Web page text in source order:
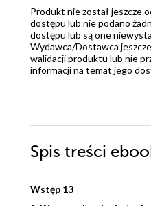
Produkt nie został jeszcze
dostępu lub nie podano
dostępu lub są one
Wydawca/Dostawca
walidacji produktu lub nie
informacji na temat jego
Spis treści
Wstęp 13